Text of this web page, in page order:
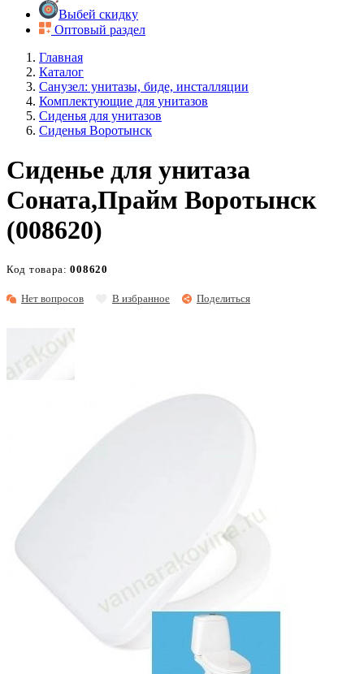
Выбей скидку
Оптовый раздел
Главная
Каталог
Санузел: унитазы, биде, инсталляции
Комплектующие для унитазов
Сиденья для унитазов
Сиденья Воротынск
Сиденье для унитаза
Соната,Прайм Воротынск
(008620)
Нет вопросов В избранное Поделиться
Код товара:008620